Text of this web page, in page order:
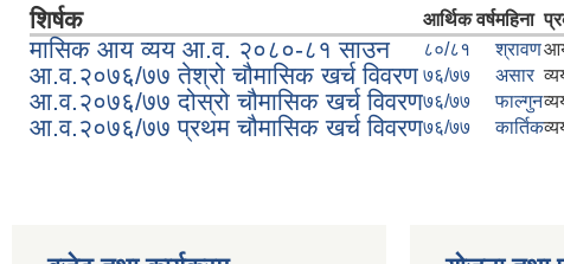
शिर्षक आर्थिक वर्षमहिना
मासिक आय व्यय आ.व. २०८०-८१ साउन ८०/८१ श्रावण
आ.व.२०७६/७७ तेश्रो चौमासिक खर्च विवरण ७६/७७ असार
आ.व.२०७६/७७ दोस्रो चौमासिक खर्च विवरण७६/७७ फाल्गुन
आ.व.२०७६/७७ प्रथम चौमासिक खर्च विवरण७६/७७ कार्तिक